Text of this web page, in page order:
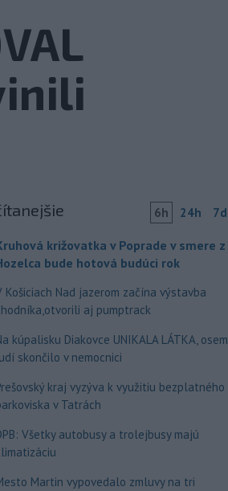
6h 24h 7d
križovatka v Poprade v smere z
bude hotová budúci rok
Košiciach Nad jazerom začína výstavba
aj pumptrack
kúpalisku Diakovce UNIKALA LÁTKA, osem
skončilo v nemocnici
kraj vyzýva k využitiu bezplatného
v Tatrách
Všetky autobusy a trolejbusy majú
Martin vypovedalo zmluvy na tri